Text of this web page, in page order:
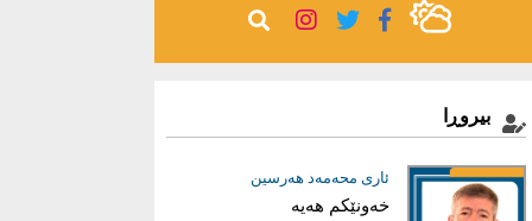
بیروڕا
ئاری محەمەد هەرسین
خەونێکم هەیە
عیماد ئه‌حمه‌د
بریاری دروست؛ بناغەی